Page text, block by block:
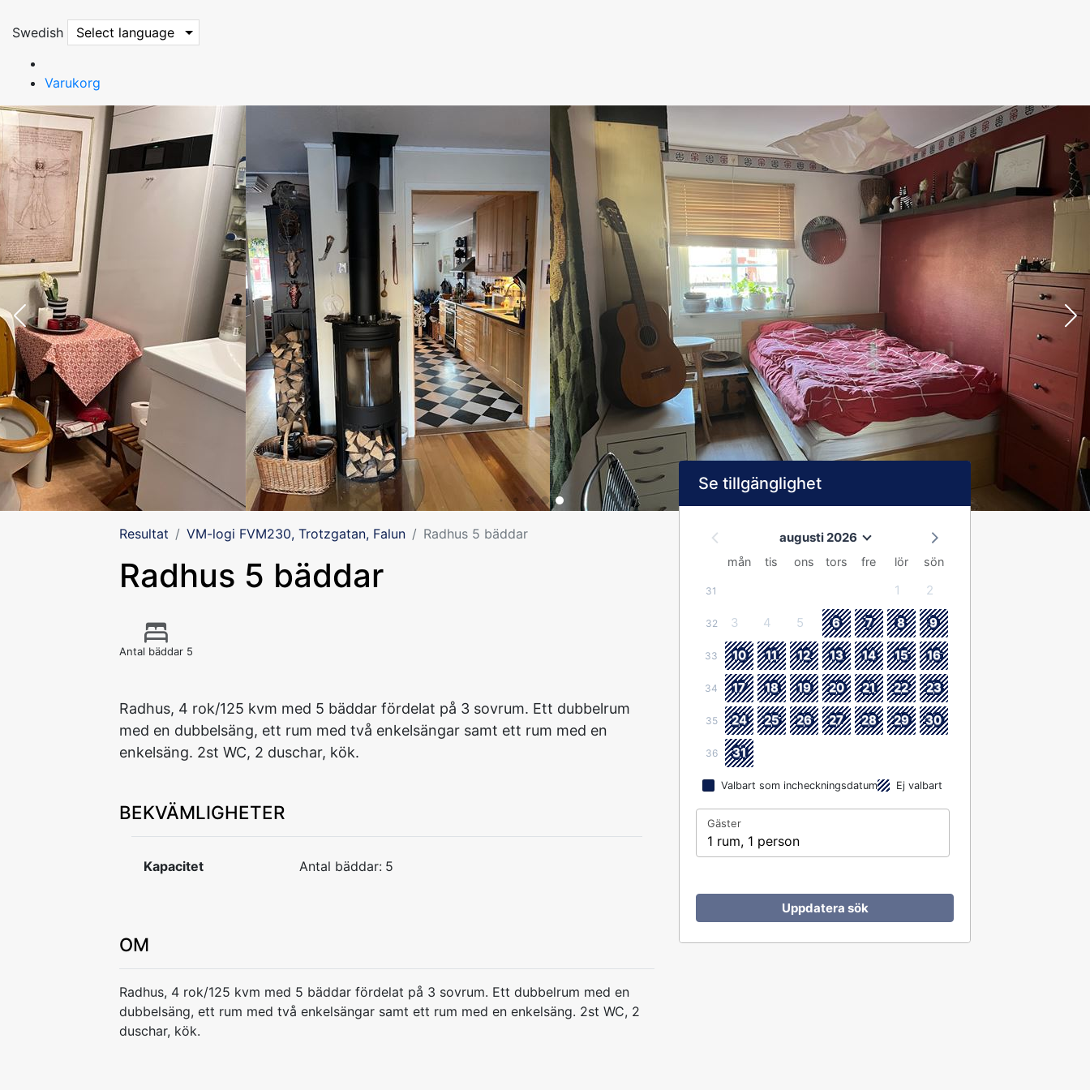
Swedish Select language
Varukorg
Resultat VM-logi FVM230, Trotzgatan, Falun Radhus 5 bäddar
Radhus 5 bäddar
Antal bäddar 5
Radhus, 4 rok/125 kvm med 5 bäddar fördelat på 3 sovrum. Ett dubbelrum
med en dubbelsäng, ett rum med två enkelsängar samt ett rum med en
enkelsäng. 2st WC, 2 duschar, kök.
BEKVÄMLIGHETER
Kapacitet Antal bäddar: 5
OM
Radhus, 4 rok/125 kvm med 5 bäddar fördelat på 3 sovrum. Ett dubbelrum med en
dubbelsäng, ett rum med två enkelsängar samt ett rum med en enkelsäng. 2st WC, 2
duschar, kök.
Se tillgänglighet
augusti 2026
mån tis ons tors fre lör sön
31 1 2
32 3 4 5 6 7 8 9
33 10 11 12 13 14 15 16
34 17 18 19 20 21 22 23
35 24 25 26 27 28 29 30
36 31
Valbart som incheckningsdatum Ej valbart
Gäster
1 rum, 1 person
Uppdatera sök